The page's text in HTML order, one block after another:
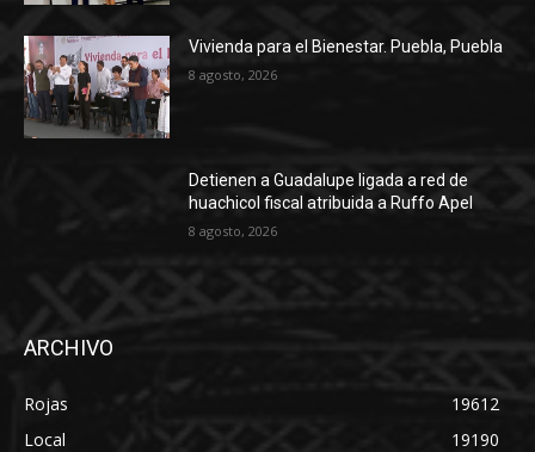
Vivienda para el Bienestar. Puebla, Puebla
8 agosto, 2026
Detienen a Guadalupe ligada a red de
huachicol fiscal atribuida a Ruffo Apel
8 agosto, 2026
ARCHIVO
Rojas
19612
Local
19190